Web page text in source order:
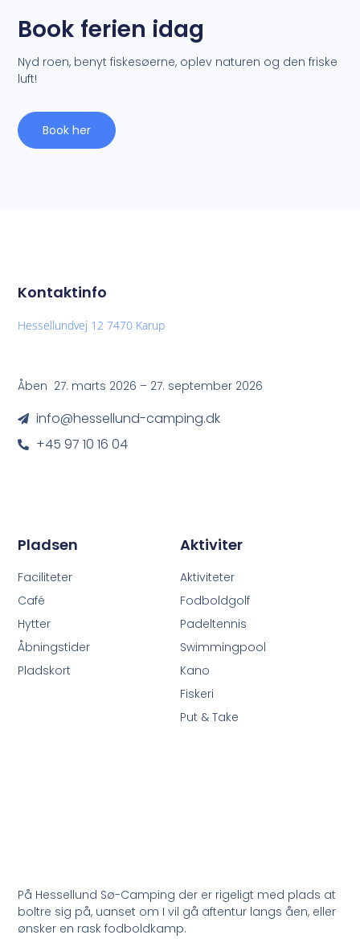
Book ferien idag
Nyd roen, benyt fiskesøerne, oplev naturen og den friske
luft!
Book her
På Hessellund Sø-Camping der er rigeligt med plads at
boltre sig på, uanset om I vil gå aftentur langs åen, eller
ønsker en rask fodboldkamp.
Aktiviter
Aktiviteter
Fodboldgolf
Padeltennis
Swimmingpool
Kano
Fiskeri
Put & Take
Pladsen
Faciliteter
Café
Hytter
Åbningstider
Pladskort
Kontaktinfo
Hessellundvej 12 7470 Karup
Åben 27. marts 2026 – 27. september 2026
info@hessellund-camping.dk
+45 97 10 16 04